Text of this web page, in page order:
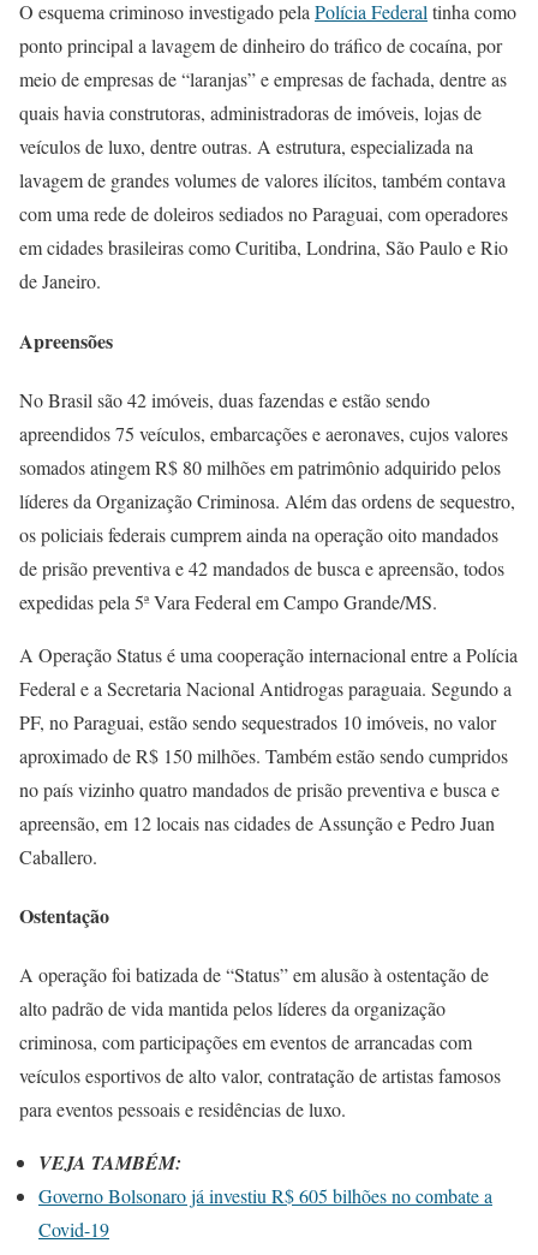
O esquema criminoso investigado pelaPolícia Federaltinha como
ponto principal a lavagem de dinheiro do tráfico de cocaína, por
meio de empresas de “laranjas” e empresas de fachada, dentre as
quais havia construtoras, administradoras de imóveis, lojas de
veículos de luxo, dentre outras. A estrutura, especializada na
lavagem de grandes volumes de valores ilícitos, também contava
com uma rede de doleiros sediados no Paraguai, com operadores
em cidades brasileiras como Curitiba, Londrina, São Paulo e Rio
de Janeiro.
Apreensões
No Brasil são 42 imóveis, duas fazendas e estão sendo
apreendidos 75 veículos, embarcações e aeronaves, cujos valores
somados atingem R$ 80 milhões em patrimônio adquirido pelos
líderes da Organização Criminosa. Além das ordens de sequestro,
os policiais federais cumprem ainda na operação oito mandados
de prisão preventiva e 42 mandados de busca e apreensão, todos
expedidas pela 5ª Vara Federal em Campo Grande/MS.
A Operação Status é uma cooperação internacional entre a Polícia
Federal e a Secretaria Nacional Antidrogas paraguaia. Segundo a
PF, no Paraguai, estão sendo sequestrados 10 imóveis, no valor
aproximado de R$ 150 milhões. Também estão sendo cumpridos
no país vizinho quatro mandados de prisão preventiva e busca e
apreensão, em 12 locais nas cidades de Assunção e Pedro Juan
Caballero.
Ostentação
A operação foi batizada de “Status” em alusão à ostentação de
alto padrão de vida mantida pelos líderes da organização
criminosa, com participações em eventos de arrancadas com
veículos esportivos de alto valor, contratação de artistas famosos
para eventos pessoais e residências de luxo.
VEJA TAMBÉM:
Governo Bolsonaro já investiu R$ 605 bilhões no combate a
Covid-19